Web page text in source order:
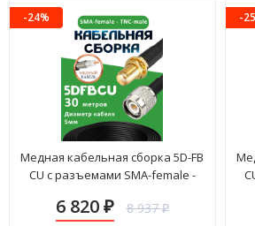
-24%
Медная кабельная сборка 5D-FB
CU с разъемами SMA-female -
6 820 ₽ 8 937₽
-